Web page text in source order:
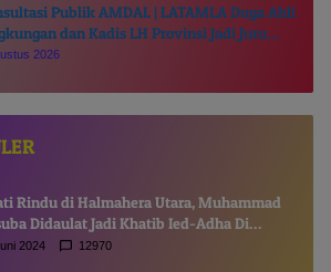
Publik AMDAL | LATAMLA Duga Ahli
dan Kadis LH Provinsi Jadi Juru
PT. Feni Haltim
2026
Rindu di Halmahera Utara, Muhammad
Didaulat Jadi Khatib Ied-Adha Di
2024 12970